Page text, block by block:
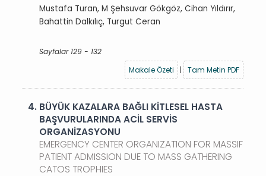
Mustafa Turan, M Şehsuvar Gökgöz, Cihan Yıldırır,
Bahattin Dalkılıç, Turgut Ceran
Sayfalar 129 - 132
Makale Özeti
| Tam Metin PDF
4. BÜYÜK KAZALARA BAĞLI KİTLESEL HASTA
BAŞVURULARINDA ACİL SERVİS
ORGANİZASYONU
EMERGENCY CENTER ORGANIZATION FOR MASSIF
PATIENT ADMISSION DUE TO MASS GATHERING
CATOS TROPHIES